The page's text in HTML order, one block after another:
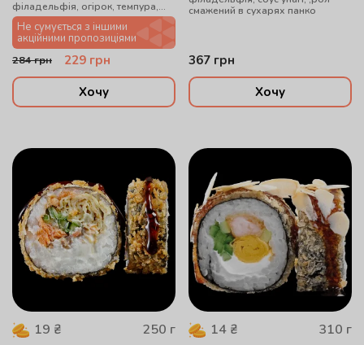
філадельфія, огірок, темпура,
соус унагі, мигдальні пластівці
Не сумується з іншими
акційними пропозиціями
284грн 229 грн
Хочу
смажений в сухарях панко
367 грн
Хочу
19 ₴ 250 г 14 ₴ 310 г